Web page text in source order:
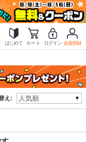
はじめて カート ログイン 会員登録
え: